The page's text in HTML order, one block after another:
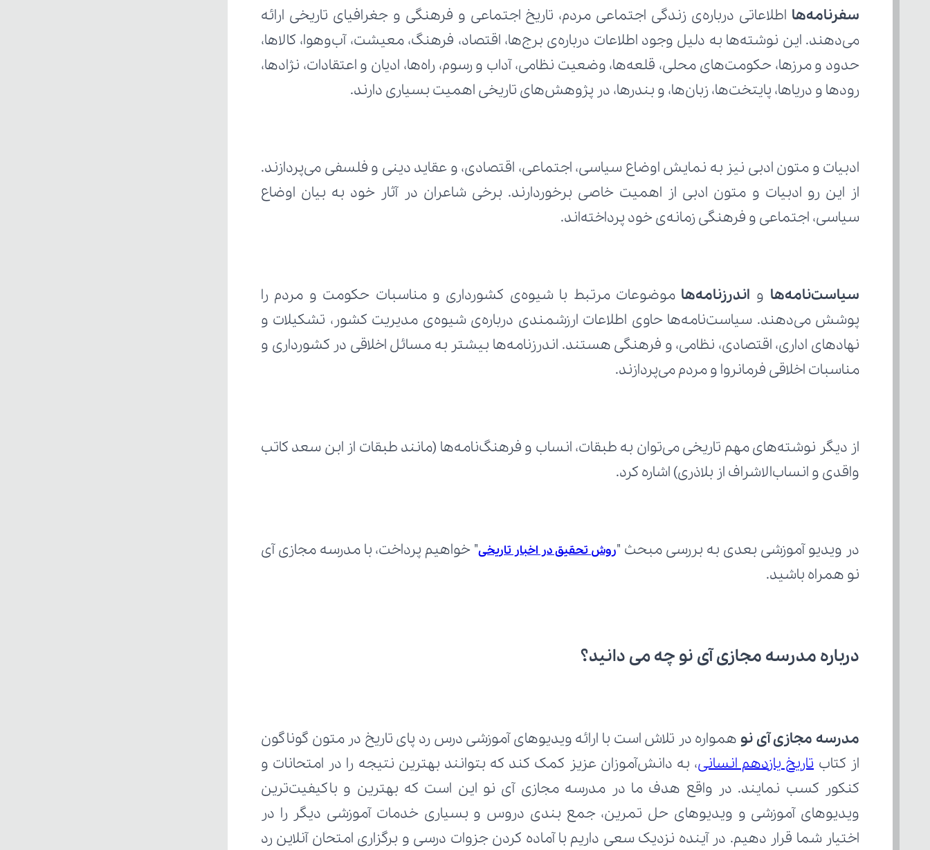
سفرنامه‌ها
رودها و دریاها، پایتخت‌ها، زبان‌ها، و بندرها، در پژوهش‌های تاریخی اهمیت بسیاری دارند.
سیاسی، اجتماعی و فرهنگی زمانه‌ی خود پرداخته‌اند.
سیاست‌نامه‌ها و اندرزنامه‌ها
مناسبات اخلاقی فرمانروا و مردم می‌پردازند.
واقدی و انساب‌الاشراف از بلاذری) اشاره کرد.
در ویدیو آموزشی بعدی به بررسی مبحث "روش تحقیق در اخبار تاریخی
نو همراه باشید.
درباره مدرسه مجازی آی نو چه می‌ دانید؟
مدرسه مجازی آی نو
از کتاب تاریخ یازدهم انسانی